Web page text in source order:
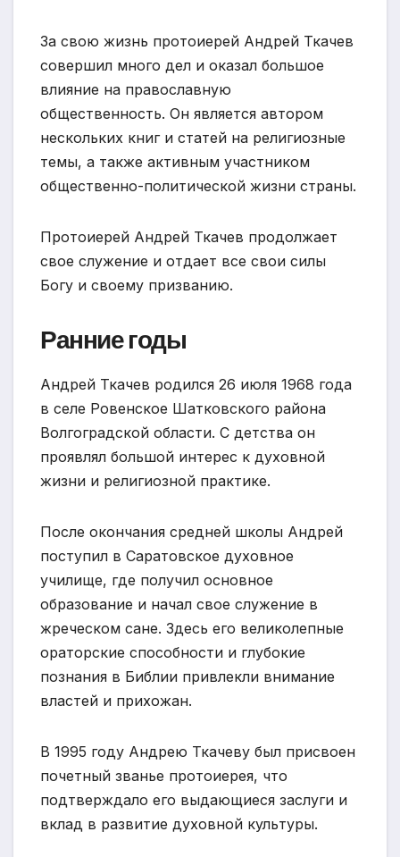
За свою жизнь протоиерей Андрей Ткачев
совершил много дел и оказал большое
влияние на православную
общественность. Он является автором
нескольких книг и статей на религиозные
темы, а также активным участником
общественно-политической жизни страны.
Протоиерей Андрей Ткачев продолжает
свое служение и отдает все свои силы
Богу и своему призванию.
Ранние годы
Андрей Ткачев родился 26 июля 1968 года
в селе Ровенское Шатковского района
Волгоградской области. С детства он
проявлял большой интерес к духовной
жизни и религиозной практике.
После окончания средней школы Андрей
поступил в Саратовское духовное
училище, где получил основное
образование и начал свое служение в
жреческом сане. Здесь его великолепные
ораторские способности и глубокие
познания в Библии привлекли внимание
властей и прихожан.
В 1995 году Андрею Ткачеву был присвоен
почетный званье протоиерея, что
подтверждало его выдающиеся заслуги и
вклад в развитие духовной культуры.